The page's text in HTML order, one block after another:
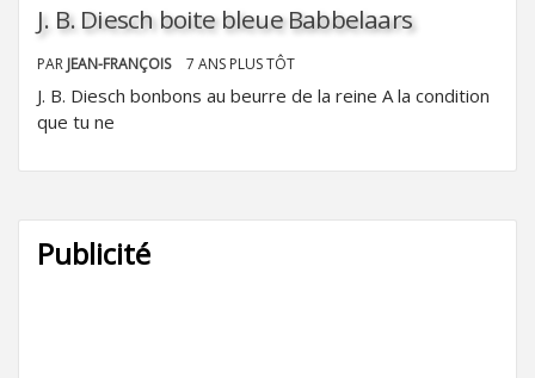
J. B. Diesch boite bleue Babbelaars
PAR JEAN-FRANÇOIS 7 ANS PLUS TÔT
J. B. Diesch bonbons au beurre de la reine A la condition
que tu ne
Publicité